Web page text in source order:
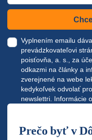
Vyplnením emailu
prevádzkovateľovi
poisťovňa, a. s., za
odkazmi na články a
zverejnené na webe
kedykoľvek odvolať
newslettri. Informácie
Prečo byť v